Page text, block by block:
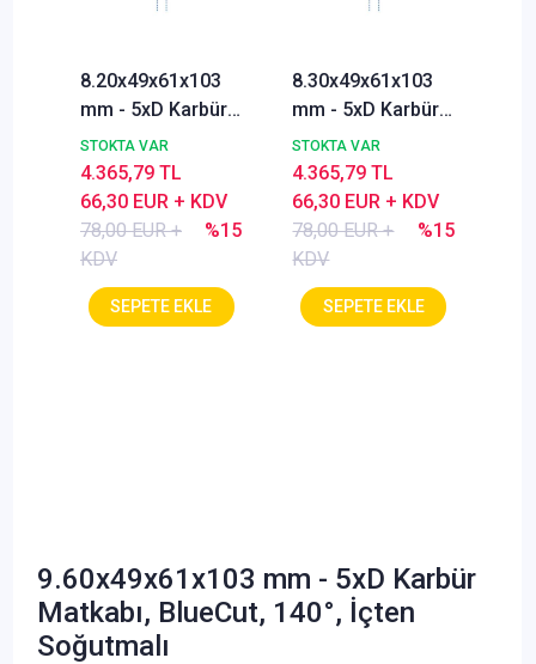
8.20x49x61x103
mm - 5xD Karbür
Matkabı, BlueCut,
140°, İçten
Soğutmalı
STOKTA VAR
78,00 EUR +
KDV
%15
66,30 EUR + KDV
4.365,79 TL
8.30x49x61x103
mm - 5xD Karbür
Matkabı, BlueCut,
140°, İçten
Soğutmalı
STOKTA VAR
78,00 EUR +
KDV
%15
66,30 EUR + KDV
4.365,79 TL
9.60x49x61x103 mm - 5xD Karbür
Matkabı, BlueCut, 140°, İçten
Soğutmalı